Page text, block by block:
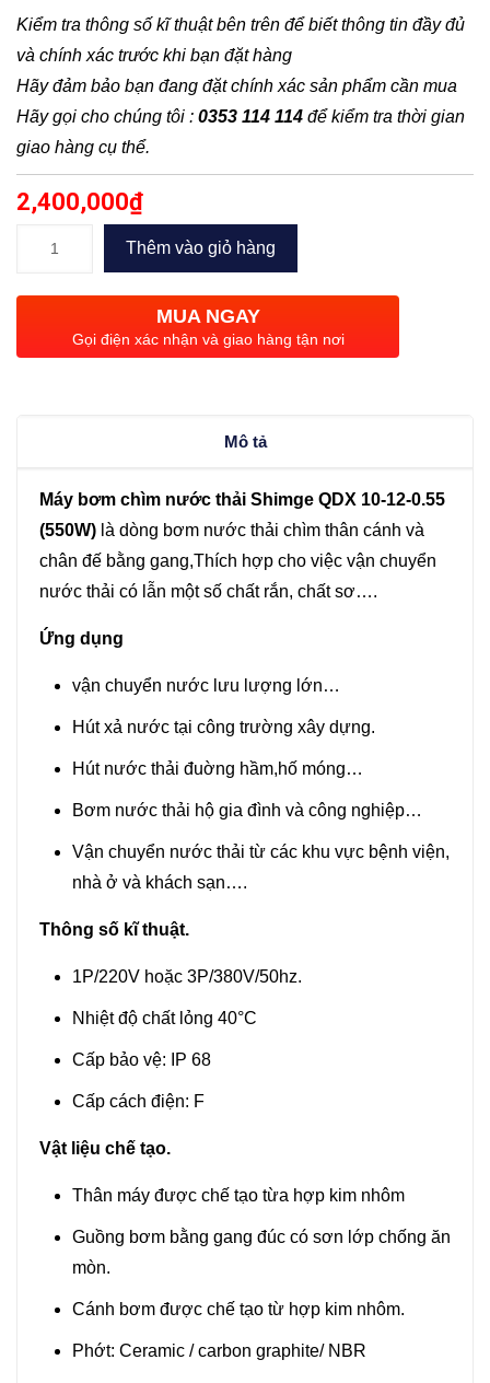
Kiểm tra thông số kĩ thuật bên trên để biết thông tin đầy đủ
và chính xác trước khi bạn đặt hàng
Hãy đảm bảo bạn đang đặt chính xác sản phẩm cần mua
Hãy gọi cho chúng tôi : 0353 114 114 để kiểm tra thời gian
giao hàng cụ thể.
2,400,000₫
chìm
Shimge
QDX
lượng
Thêm vào giỏ hàng
MUA NGAY
Gọi điện xác nhận và giao hàng tận nơi
Mô tả
Máy bơm chìm nước thải Shimge QDX 10-12-0.55
(550W) là dòng bơm nước thải chìm thân cánh và
chân đế bằng gang,Thích hợp cho việc vận chuyển
nước thải có lẫn một số chất rắn, chất sơ….
Ứng dụng
vận chuyển nước lưu lượng lớn…
Hút xả nước tại công trường xây dựng.
Hút nước thải đuờng hầm,hố móng…
Bơm nước thải hộ gia đình và công nghiệp…
Vận chuyển nước thải từ các khu vực bệnh viện,
nhà ở và khách sạn….
Thông số kĩ thuật.
1P/220V hoặc 3P/380V/50hz.
Nhiệt độ chất lỏng 40°C
Cấp bảo vệ: IP 68
Cấp cách điện: F
Vật liệu chế tạo.
Thân máy được chế tạo từa hợp kim nhôm
Guồng bơm bằng gang đúc có sơn lớp chống ăn
mòn.
Cánh bơm được chế tạo từ hợp kim nhôm.
Phớt: Ceramic / carbon graphite/ NBR